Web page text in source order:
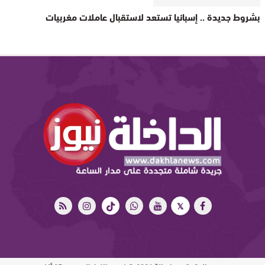
بشروط جديدة .. إسبانيا تستعد لاستقبال عاملات مغربيات